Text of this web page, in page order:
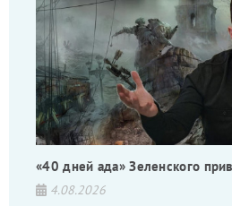
«40 дней ада» Зеленского
4.08.2026